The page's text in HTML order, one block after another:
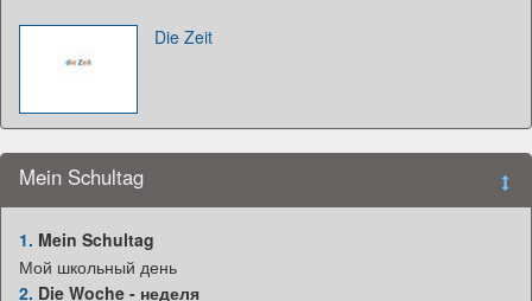
Die Zeit
Mein Schultag
1. Mein Schultag
Мой школьный день
2. Die Woche - неделя